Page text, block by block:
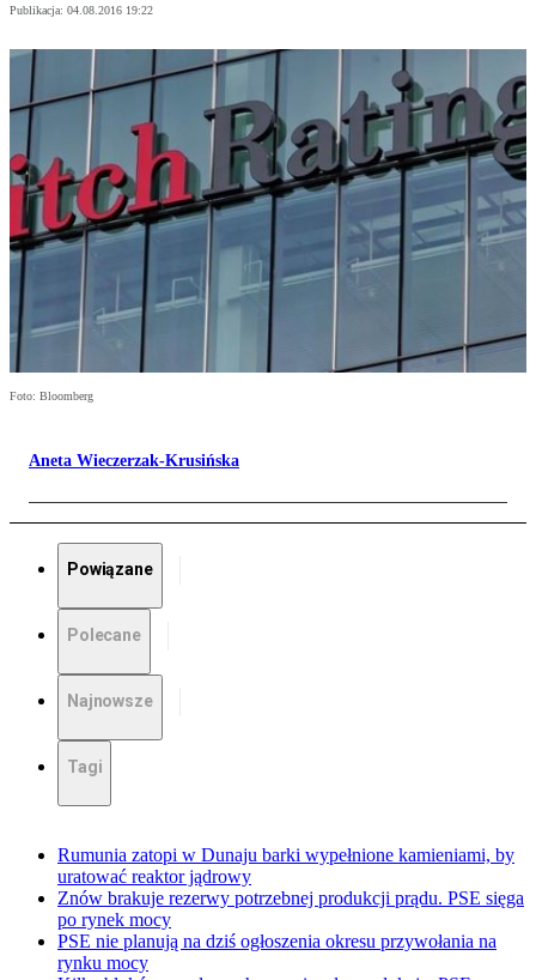
Publikacja: 04.08.2016 19:22
Foto: Bloomberg
Aneta Wieczerzak-Krusińska
Powiązane
Polecane
Najnowsze
Tagi
Rumunia zatopi w Dunaju barki wypełnione kamieniami, by
uratować reaktor jądrowy
Znów brakuje rezerwy potrzebnej produkcji prądu. PSE sięga
po rynek mocy
PSE nie planują na dziś ogłoszenia okresu przywołania na
rynku mocy